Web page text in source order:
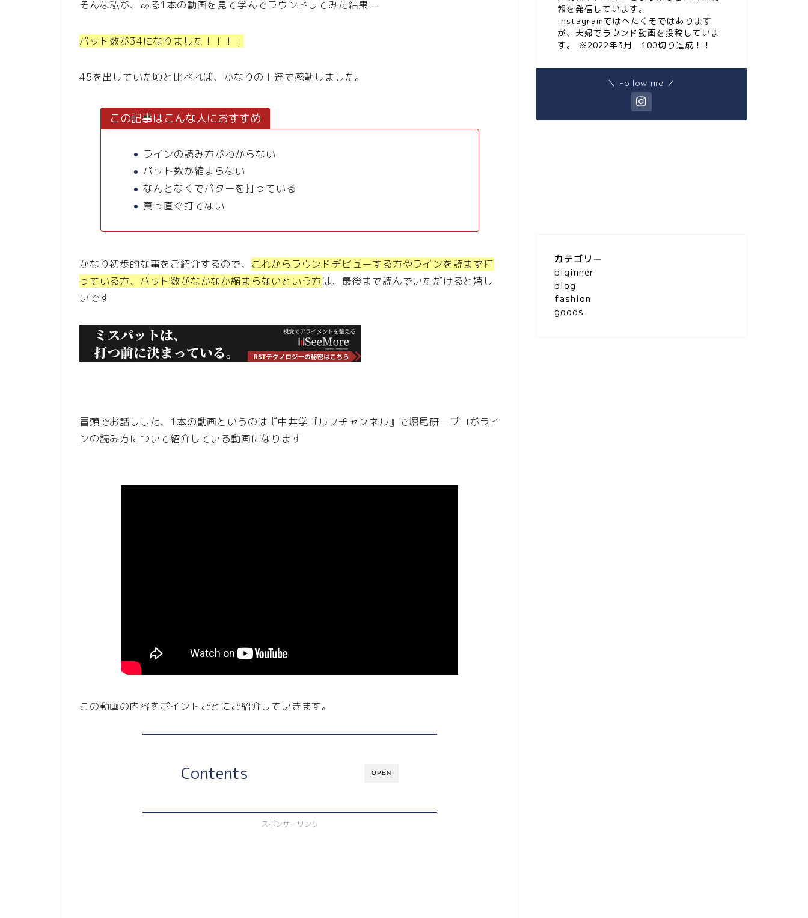
そんな私が、ある1本の動画を見て学んでラウンドしてみた結果…
パット数が34になりました！！！！
45を出していた頃と比べれば、かなりの上達で感動しました。
この記事はこんな人におすすめ
ラインの読み方がわからない
パット数が縮まらない
なんとなくでパターを打っている
真っ直ぐ打てない
かなり初歩的な事をご紹介するので、 これからラウンドデビューする方やラインを読まず打
っている方、 パット数がなかなか縮まらないという方は、最後まで読んでいただけると嬉し
いです
冒頭でお話しした、1本の動画というのは『中井学ゴルフチャンネル』で堀尾研二プロがライ
ンの読み方について紹介している動画になります
この動画の内容をポイントごとにご紹介していきます。
OPEN
Contents
スポンサーリンク
報を発信しています。
instagramではへたくそではあります
が、夫婦でラウンド動画を投稿していま
す。 ※2022年3月 100切り達成！！
＼ Follow me ／
カテゴリー
biginner
blog
fashion
goods